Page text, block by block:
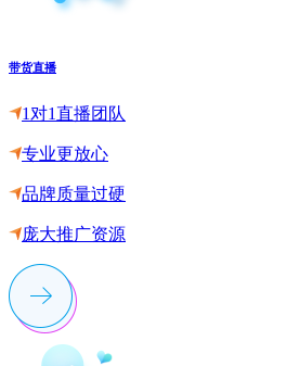
带货直播
1对1直播团队
专业更放心
品牌质量过硬
庞大推广资源